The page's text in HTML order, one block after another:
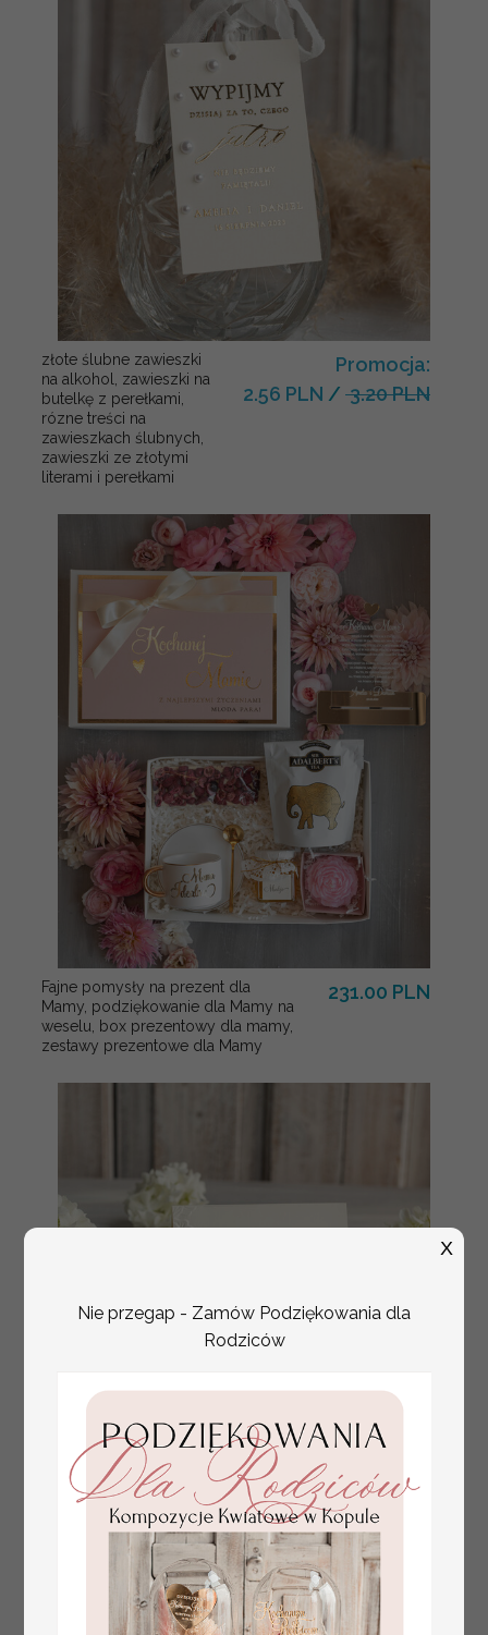
złote ślubne zawieszki
na alkohol, zawieszki na
butelkę z perełkami,
rózne treści na
zawieszkach ślubnych,
zawieszki ze złotymi
literami i perełkami
Promocja:
2.56 PLN / 3.20 PLN
Fajne pomysły na prezent dla
Mamy, podziękowanie dla Mamy na
weselu, box prezentowy dla mamy,
zestawy prezentowe dla Mamy
231.00 PLN
tłoczone winietki ślubne,
na stół weselny, złote
lub srebrne napisy
tłoczone kwiaty na
winietkach ślubnych
Promocja:
2.4 PLN/3.00 PLN
Nie przegap - Zamów Podziękowania dla
Rodziców
X